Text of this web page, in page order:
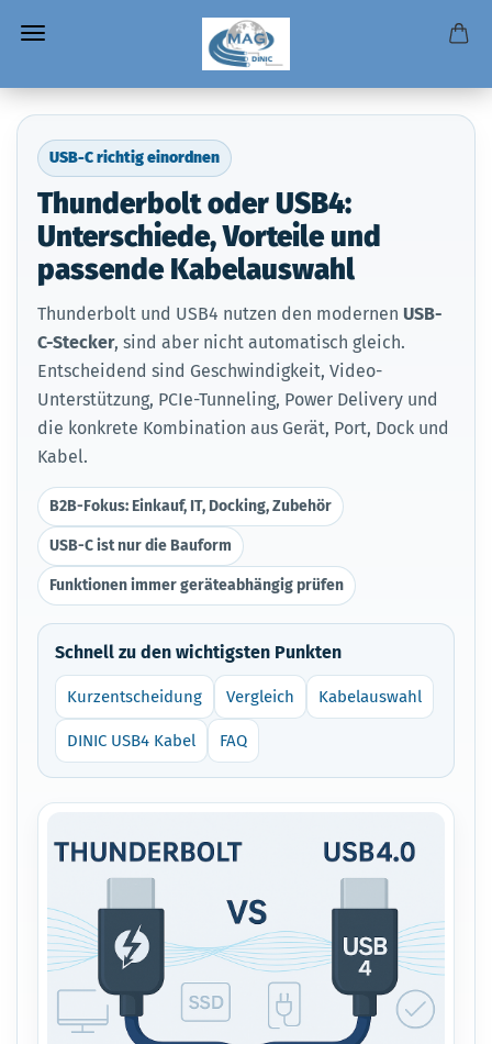
USB-C richtig einordnen
Thunderbolt oder USB4:
Unterschiede, Vorteile und
passende Kabelauswahl
Thunderbolt und USB4 nutzen den modernen USB-
C-Stecker, sind aber nicht automatisch gleich.
Entscheidend sind Geschwindigkeit, Video-
Unterstützung, PCIe-Tunneling, Power Delivery und
die konkrete Kombination aus Gerät, Port, Dock und
Kabel.
B2B-Fokus: Einkauf, IT, Docking, Zubehör
USB-C ist nur die Bauform
Funktionen immer geräteabhängig prüfen
Schnell zu den wichtigsten Punkten
Kurzentscheidung Vergleich Kabelauswahl
DINIC USB4 Kabel FAQ